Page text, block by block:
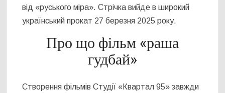
від «руського міра». Стрічка вийде в широкий
український прокат 27 березня 2025 року.
Про що фільм «раша
гудбай»
Створення фільмів Студії «Квартал 95» завжди